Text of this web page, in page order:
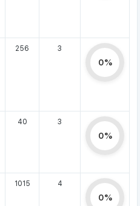
256 3
0%
40 3
0%
1015 4
0%